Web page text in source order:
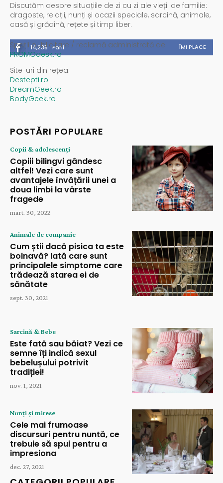
Discutăm despre situațiile de zi cu zi ale vieții de familie:
dragoste, relații, nunți și ocazii speciale, sarcină, animale,
casă și grădină, rețete și timp liber.
14,235 Fani ÎMI PLACE
Spații publicitare / reclamă administrată de
PROMOdesk.ro
Site-uri din rețea:
Destepti.ro
DreamGeek.ro
BodyGeek.ro
POSTĂRI POPULARE
Copii & adolescenți
Copiii bilingvi gândesc
altfel! Vezi care sunt
avantajele învățării unei a
doua limbi la vârste
fragede
mart. 30, 2022
Animale de companie
Cum știi dacă pisica ta este
bolnavă? Iată care sunt
principalele simptome care
trădează starea ei de
sănătate
sept. 30, 2021
Sarcină & Bebe
Este fată sau băiat? Vezi ce
semne îți indică sexul
bebelușului potrivit
tradiției!
nov. 1, 2021
Nunți și mirese
Cele mai frumoase
discursuri pentru nuntă, ce
trebuie să spui pentru a
impresiona
dec. 27, 2021